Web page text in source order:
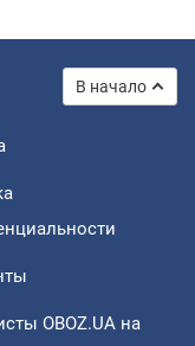
В начало
OBOZ.UA на